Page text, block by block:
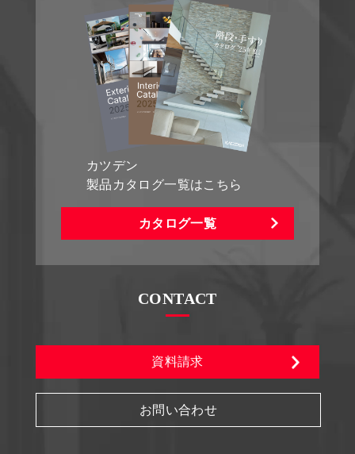
カツデン
製品カタログ一覧はこちら
カタログ一覧
CONTACT
資料請求
お問い合わせ